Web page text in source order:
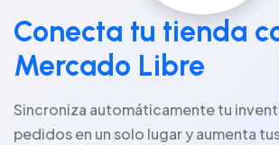
Conecta tu tienda
Mercado Libre
Sincroniza automáticamente tu
pedidos en un solo lugar y aumenta